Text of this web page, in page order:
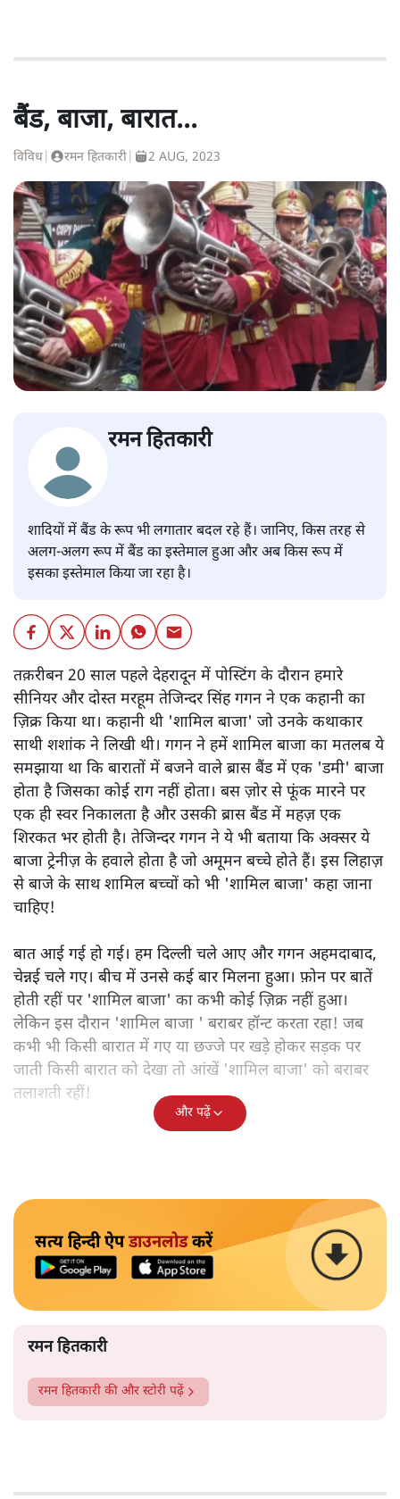
बैंड, बाजा, बारात...
विविध रमन हितकारी 2 AUG, 2023
रमन हितकारी
शादियों में बैंड के रूप भी लगातार बदल रहे हैं। जानिए, किस तरह से
अलग-अलग रूप में बैंड का इस्तेमाल हुआ और अब किस रूप में
इसका इस्तेमाल किया जा रहा है।
तक़रीबन 20 साल पहले देहरादून में पोस्टिंग के दौरान हमारे
सीनियर और दोस्त मरहूम तेजिन्दर सिंह गगन ने एक कहानी का
ज़िक्र किया था। कहानी थी 'शामिल बाजा' जो उनके कथाकार
साथी शशांक ने लिखी थी। गगन ने हमें शामिल बाजा का मतलब ये
समझाया था कि बारातों में बजने वाले ब्रास बैंड में एक 'डमी' बाजा
होता है जिसका कोई राग नहीं होता। बस ज़ोर से फूंक मारने पर
एक ही स्वर निकालता है और उसकी ब्रास बैंड में महज़ एक
शिरकत भर होती है। तेजिन्दर गगन ने ये भी बताया कि अक्सर ये
बाजा ट्रेनीज़ के हवाले होता है जो अमूमन बच्चे होते हैं। इस लिहाज़
से बाजे के साथ शामिल बच्चों को भी 'शामिल बाजा' कहा जाना
चाहिए!
बात आई गई हो गई। हम दिल्ली चले आए और गगन अहमदाबाद,
चेन्नई चले गए। बीच में उनसे कई बार मिलना हुआ। फ़ोन पर बातें
होती रहीं पर 'शामिल बाजा' का कभी कोई ज़िक्र नहीं हुआ।
लेकिन इस दौरान 'शामिल बाजा ' बराबर हॉन्ट करता रहा! जब
कभी भी किसी बारात में गए या छज्जे पर खड़े होकर सड़क पर
जाती किसी बारात को देखा तो आंखें 'शामिल बाजा' को बराबर
तलाशती रहीं!
और पढ़ें
सत्य हिन्दी ऐपडाउनलोडकरें
रमन हितकारी
रमन हितकारी की और स्टोरी पढ़ें